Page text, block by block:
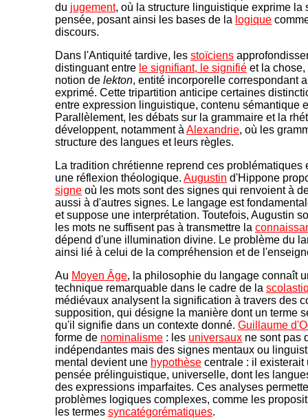
du jugement, où la structure linguistique exprime la
pensée, posant ainsi les bases de la logique
discours.
Dans l'Antiquité tardive, les stoïciens
distinguant entre le signifiant, le signifié et la
notion de lekton, entité incorporelle correspondant
exprimé. Cette tripartition anticipe certaines
entre expression linguistique, contenu sémantique
Parallèlement, les débats sur la grammaire et la
développent, notamment à Alexandrie, où les
structure des langues et leurs règles.
La tradition chrétienne reprend ces problématiques
une réflexion théologique. Augustin d'Hippone
signe où les mots sont des signes qui renvoient à
aussi à d'autres signes. Le langage est
et suppose une interprétation. Toutefois, Augustin
les mots ne suffisent pas à transmettre la
dépend d'une illumination divine. Le problème du
ainsi lié à celui de la compréhension et de
Au Moyen Âge, la philosophie du langage connaît
technique remarquable dans le cadre de la
médiévaux analysent la signification à travers des
supposition, qui désigne la manière dont un terme
qu'il signifie dans un contexte donné. Guillaume
forme de nominalisme : les universaux ne sont pas
indépendantes mais des signes mentaux ou
mental devient une hypothèse centrale : il existerait
pensée prélinguistique, universelle, dont les
des expressions imparfaites. Ces analyses
problèmes logiques complexes, comme les
les termes syncatégorématiques.